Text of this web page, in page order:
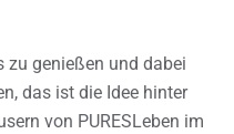
zu genießen und dabei
das ist die Idee hinter
von PURESLeben im